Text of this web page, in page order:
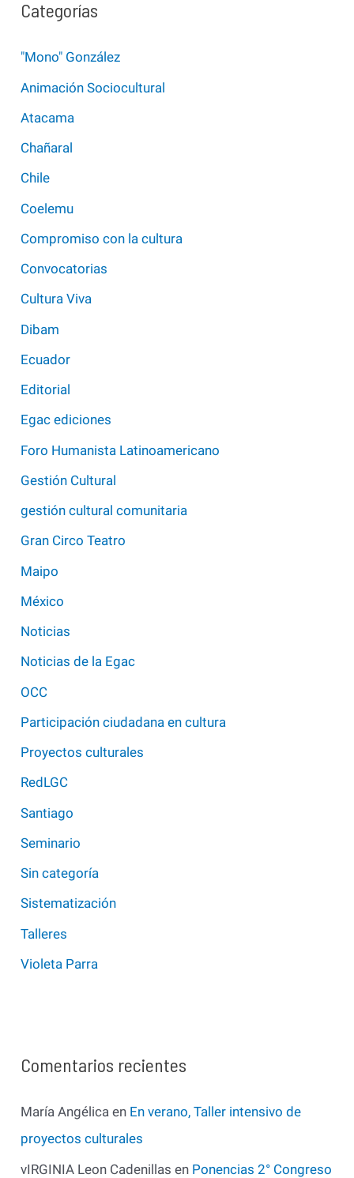
Categorías
"Mono" González
Animación Sociocultural
Atacama
Chañaral
Chile
Coelemu
Compromiso con la cultura
Convocatorias
Cultura Viva
Dibam
Ecuador
Editorial
Egac ediciones
Foro Humanista Latinoamericano
Gestión Cultural
gestión cultural comunitaria
Gran Circo Teatro
Maipo
México
Noticias
Noticias de la Egac
OCC
Participación ciudadana en cultura
Proyectos culturales
RedLGC
Santiago
Seminario
Sin categoría
Sistematización
Talleres
Violeta Parra
Comentarios recientes
María Angélica en En verano, Taller intensivo de
proyectos culturales
vIRGINIA Leon Cadenillas en Ponencias 2° Congreso